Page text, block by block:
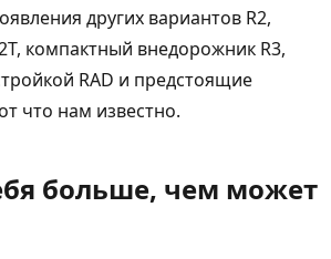
других вариантов R2,
компактный внедорожник R3,
RAD и предстоящие
что нам известно.
больше, чем может